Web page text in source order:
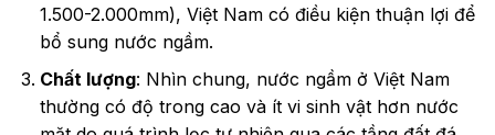
1.500-2.000mm), Việt Nam có điều kiện thuận lợi để
bổ sung nước ngầm.
Chất lượng: Nhìn chung, nước ngầm ở Việt Nam
thường có độ trong cao và ít vi sinh vật hơn nước